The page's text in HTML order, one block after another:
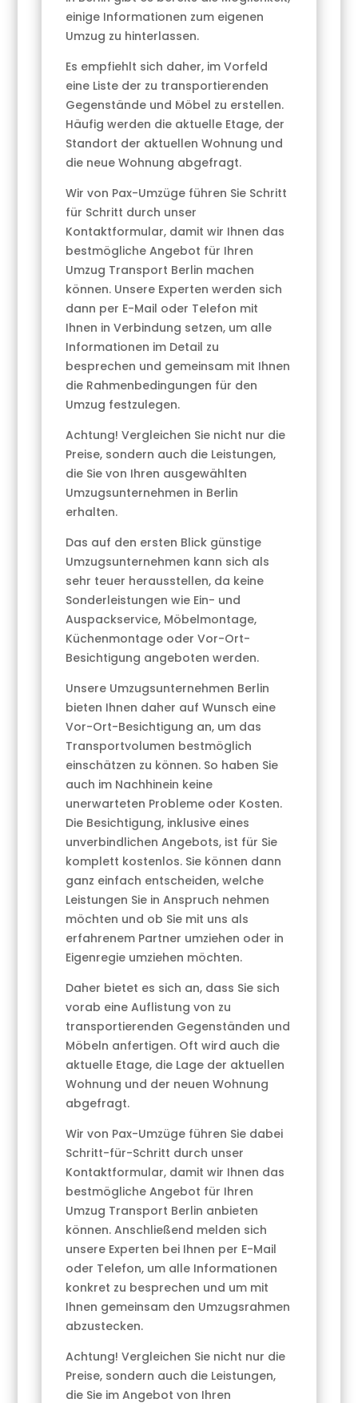
einige Informationen zum eigenen
Umzug zu hinterlassen.
Es empfiehlt sich daher, im Vorfeld
eine Liste der zu transportierenden
Gegenstände und Möbel zu erstellen.
Häufig werden die aktuelle Etage, der
Standort der aktuellen Wohnung und
die neue Wohnung abgefragt.
Wir von Pax-Umzüge führen Sie Schritt
für Schritt durch unser
Kontaktformular, damit wir Ihnen das
bestmögliche Angebot für Ihren
Umzug Transport Berlin machen
können. Unsere Experten werden sich
dann per E-Mail oder Telefon mit
Ihnen in Verbindung setzen, um alle
Informationen im Detail zu
besprechen und gemeinsam mit Ihnen
die Rahmenbedingungen für den
Umzug festzulegen.
Achtung! Vergleichen Sie nicht nur die
Preise, sondern auch die Leistungen,
die Sie von Ihren ausgewählten
Umzugsunternehmen in Berlin
erhalten.
Das auf den ersten Blick günstige
Umzugsunternehmen kann sich als
sehr teuer herausstellen, da keine
Sonderleistungen wie Ein- und
Auspackservice, Möbelmontage,
Küchenmontage oder Vor-Ort-
Besichtigung angeboten werden.
Unsere Umzugsunternehmen Berlin
bieten Ihnen daher auf Wunsch eine
Vor-Ort-Besichtigung an, um das
Transportvolumen bestmöglich
einschätzen zu können. So haben Sie
auch im Nachhinein keine
unerwarteten Probleme oder Kosten.
Die Besichtigung, inklusive eines
unverbindlichen Angebots, ist für Sie
komplett kostenlos. Sie können dann
ganz einfach entscheiden, welche
Leistungen Sie in Anspruch nehmen
möchten und ob Sie mit uns als
erfahrenem Partner umziehen oder in
Eigenregie umziehen möchten.
Daher bietet es sich an, dass Sie sich
vorab eine Auflistung von zu
transportierenden Gegenständen und
Möbeln anfertigen. Oft wird auch die
aktuelle Etage, die Lage der aktuellen
Wohnung und der neuen Wohnung
abgefragt.
Wir von Pax-Umzüge führen Sie dabei
Schritt-für-Schritt durch unser
Kontaktformular, damit wir Ihnen das
bestmögliche Angebot für Ihren
Umzug Transport Berlin anbieten
können. Anschließend melden sich
unsere Experten bei Ihnen per E-Mail
oder Telefon, um alle Informationen
konkret zu besprechen und um mit
Ihnen gemeinsam den Umzugsrahmen
abzustecken.
Achtung! Vergleichen Sie nicht nur die
Preise, sondern auch die Leistungen,
die Sie im Angebot von Ihren